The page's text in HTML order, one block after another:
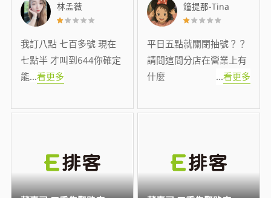
林孟薇
我訂八點 七百多號 現在
七點半 才叫到644你確定
能...看更多
鐘提那-Tina
平日五點就關閉抽號？？
請問這間分店在營業上有
什麼
...看更多